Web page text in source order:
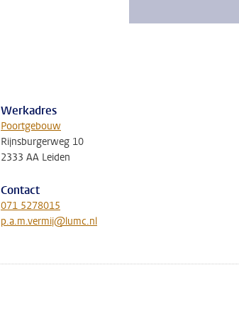
Werkadres
Poortgebouw
Rijnsburgerweg 10
2333 AA Leiden
Contact
071 5278015
p.a.m.vermij@lumc.nl